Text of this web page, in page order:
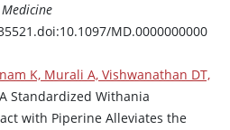
Medicine
MD.0000000000
K, Murali A, Vishwanathan DT,
Standardized Withania
with Piperine Alleviates the